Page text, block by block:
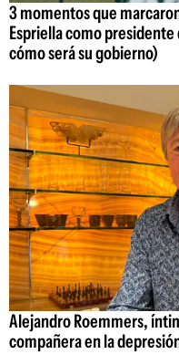
3 momentos que
Espriella como
cómo será su gobierno)
Alejandro Roemmers,
compañera en la